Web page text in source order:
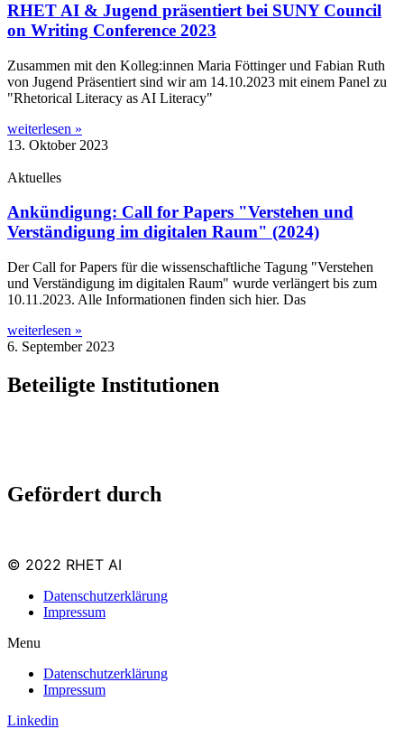
RHET AI & Jugend präsentiert bei SUNY Council
on Writing Conference 2023
Zusam­men mit den Kolleg:innen Maria Föt­tin­ger und Fabi­an Ruth
von Jugend Prä­sen­tiert sind wir am 14.10.2023 mit einem Panel zu
"Rhe­to­ri­cal Liter­acy as AI Literacy"
weiterlesen »
13. Oktober 2023
Aktuelles
Ankündigung: Call for Papers "Verstehen und
Verständigung im digitalen Raum" (2024)
Der Call for Papers für die wis­sen­schaft­li­che Tagung "Ver­ste­hen
und Ver­stän­di­gung im digi­ta­len Raum" wur­de ver­län­gert bis zum
10.11.2023. Alle Infor­ma­tio­nen fin­den sich hier. Das
weiterlesen »
6. September 2023
Beteiligte Institutionen
Gefördert durch
© 2022 RHET AI
Datenschutzerklärung
Impressum
Menu
Datenschutzerklärung
Impressum
Linkedin